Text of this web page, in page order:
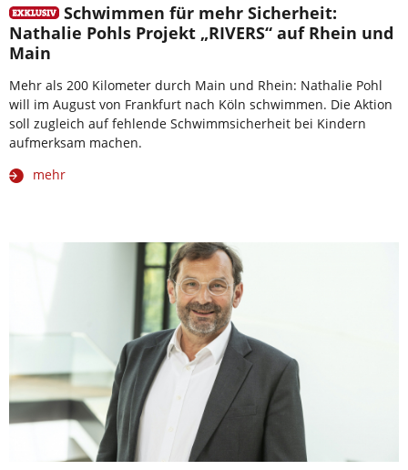
Schwimmen für mehr Sicherheit:
Nathalie Pohls Projekt „RIVERS“ auf Rhein und
Main
Mehr als 200 Kilometer durch Main und Rhein: Nathalie Pohl
will im August von Frankfurt nach Köln schwimmen. Die Aktion
soll zugleich auf fehlende Schwimmsicherheit bei Kindern
aufmerksam machen.
mehr